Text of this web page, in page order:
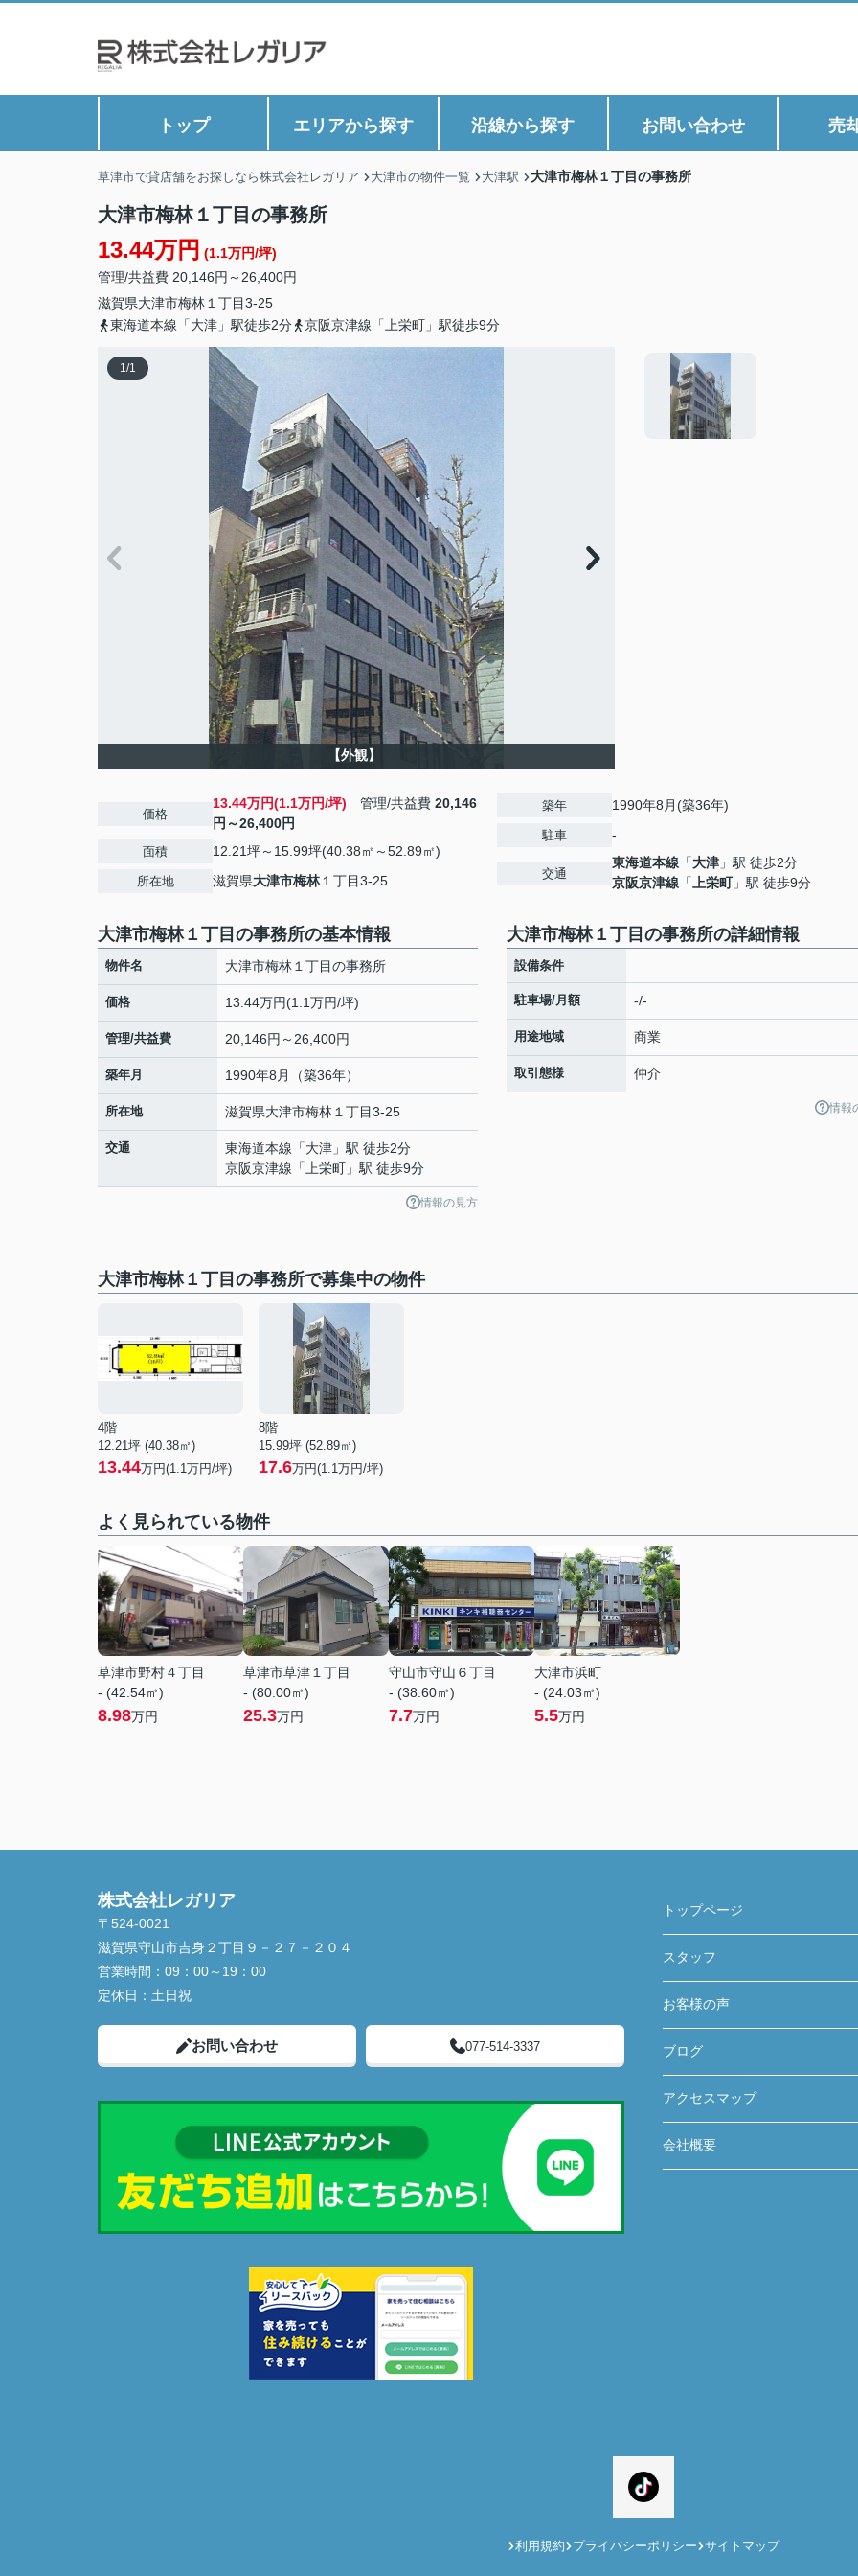
トップ エリアから探す 沿線から探す お問い合わせ 売
草津市で貸店舗をお探しなら株式会社レガリア 大津市の物件一覧 大津駅 大津市梅林１丁目の事務所
大津市梅林１丁目の事務所
13.44万円 (1.1万円/坪)
管理/共益費 20,146円～26,400円
滋賀県大津市梅林 １丁目3-25
東海道本線「大津」駅徒歩2分
京阪京津線「上栄町」駅徒歩9分
1/1
【外観】
価格
13.44万円(1.1万円/坪) 管理/共益費 20,146
円～26,400円
面積 12.21坪～15.99坪(40.38㎡～52.89㎡)
所在地 滋賀県大津市梅林１丁目3-25
築年 1990年8月(築36年)
駐車 -
交通
東海道本線 「大津 」駅 徒歩2分
京阪京津線 「 上栄町」駅 徒歩9分
大津市梅林１丁目の事務所の基本情報
物件名 大津市梅林１丁目の事務所
価格 13.44万円(1.1万円/坪)
管理/共益費 20,146円～26,400円
築年月 1990年8月（築36年）
所在地 滋賀県大津市梅林 １丁目3-25
交通 東海道本線 「大津 」駅 徒歩2分
京阪京津線 「 上栄町 」駅 徒歩9分
情報の見方
大津市梅林１丁目の事務所の詳細情報
設備条件
駐車場/月額 -/-
用途地域 商業
取引態様 仲介
情報
大津市梅林１丁目の事務所で募集中の物件
4階
12.21坪 (40.38㎡)
13.44万円(1.1万円/坪)
8階
15.99坪 (52.89㎡)
17.6万円(1.1万円/坪)
よく見られている物件
草津市野村４丁目
- (42.54㎡)
8.98万円
草津市草津１丁目
- (80.00㎡)
25.3万円
守山市守山６丁目
- (38.60㎡)
7.7万円
大津市浜町
- (24.03㎡)
5.5万円
株式会社レガリア
〒524-0021
滋賀県守山市吉身２丁目９－２７－２０４
営業時間： 09：00～19：00
定休日： 土日祝
お問い合わせ 077-514-3337
トップページ
スタッフ
お客様の声
ブログ
アクセスマップ
会社概要
利用規約 プライバシーポリシー サイトマップ